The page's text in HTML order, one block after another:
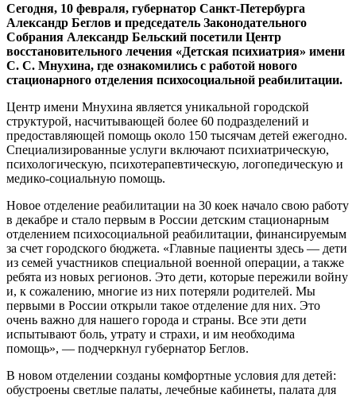
Сегодня, 10 февраля, губернатор Санкт-Петербурга
Александр Беглов и председатель Законодательного
Собрания Александр Бельский посетили Центр
восстановительного лечения «Детская психиатрия» имени
С. С. Мнухина, где ознакомились с работой нового
стационарного отделения психосоциальной реабилитации.
Центр имени Мнухина является уникальной городской
структурой, насчитывающей более 60 подразделений и
предоставляющей помощь около 150 тысячам детей ежегодно.
Специализированные услуги включают психиатрическую,
психологическую, психотерапевтическую, логопедическую и
медико-социальную помощь.
Новое отделение реабилитации на 30 коек начало свою работу
в декабре и стало первым в России детским стационарным
отделением психосоциальной реабилитации, финансируемым
за счет городского бюджета. «Главные пациенты здесь — дети
из семей участников специальной военной операции, а также
ребята из новых регионов. Это дети, которые пережили войну
и, к сожалению, многие из них потеряли родителей. Мы
первыми в России открыли такое отделение для них. Это
очень важно для нашего города и страны. Все эти дети
испытывают боль, утрату и страхи, и им необходима
помощь», — подчеркнул губернатор Беглов.
В новом отделении созданы комфортные условия для детей:
обустроены светлые палаты, лечебные кабинеты, палата для